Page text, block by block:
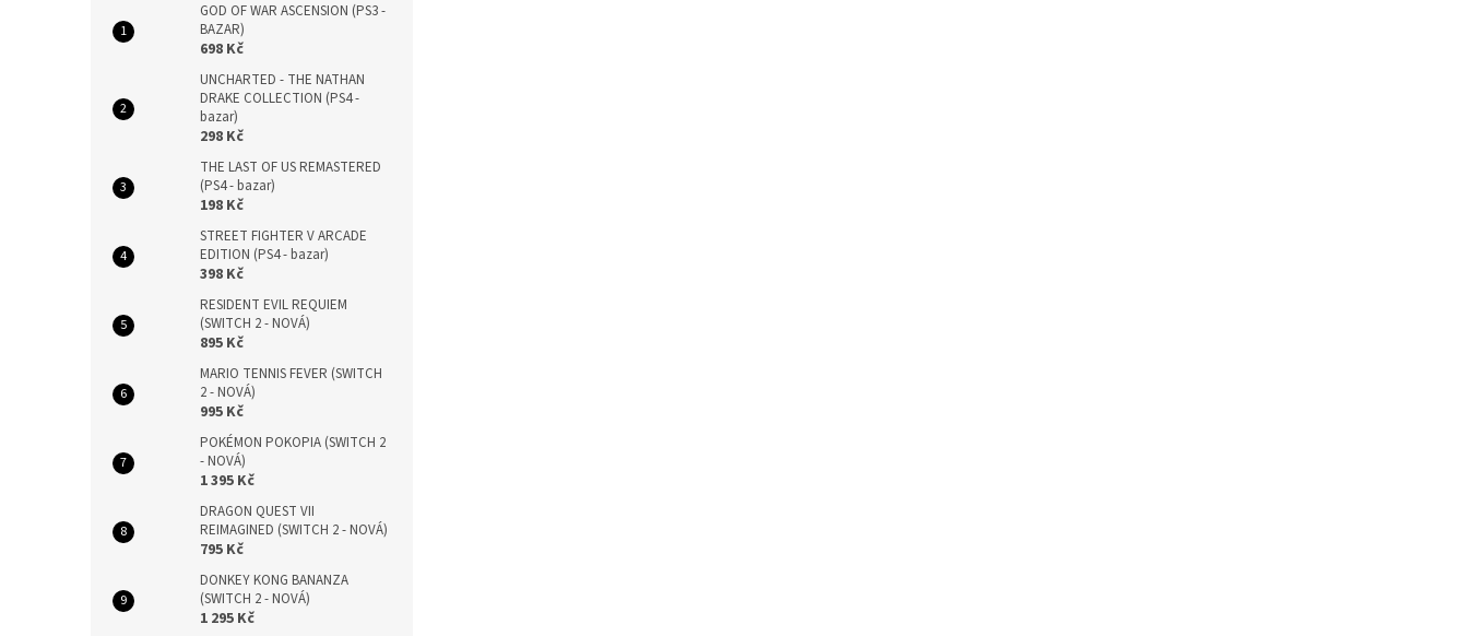
GOD OF WAR ASCENSION (PS3 -
BAZAR)
698 Kč
UNCHARTED - THE NATHAN
DRAKE COLLECTION (PS4 -
bazar)
298 Kč
THE LAST OF US REMASTERED
(PS4 - bazar)
198 Kč
STREET FIGHTER V ARCADE
EDITION (PS4 - bazar)
398 Kč
RESIDENT EVIL REQUIEM
(SWITCH 2 - NOVÁ)
895 Kč
MARIO TENNIS FEVER (SWITCH
2 - NOVÁ)
995 Kč
POKÉMON POKOPIA (SWITCH 2
- NOVÁ)
1 395 Kč
DRAGON QUEST VII
REIMAGINED (SWITCH 2 - NOVÁ)
795 Kč
DONKEY KONG BANANZA
(SWITCH 2 - NOVÁ)
1 295 Kč